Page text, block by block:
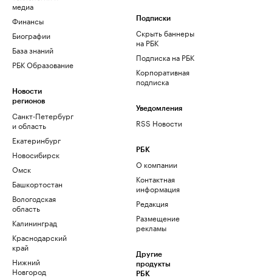
медиа
Финансы
Биографии
База знаний
РБК Образование
Новости
регионов
Санкт-Петербург
и область
Екатеринбург
Новосибирск
Омск
Башкортостан
Вологодская
область
Калининград
Краснодарский
край
Нижний
Новгород
Подписки
Скрыть баннеры
на РБК
Подписка на РБК
Корпоративная
подписка
Уведомления
RSS Новости
РБК
О компании
Контактная
информация
Редакция
Размещение
рекламы
Другие
продукты
РБК